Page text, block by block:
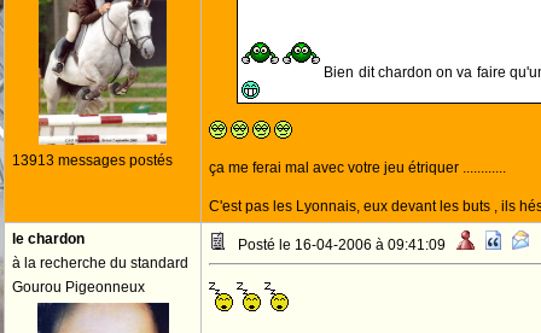
13913 messages postés
Bien dit chardon on va faire
ça me ferai mal avec votre jeu étriquer ............
C'est pas les Lyonnais, eux devant les buts , ils
le chardon
à la recherche du standard
Gourou Pigeonneux
Posté le 16-04-2006 à 09:41:09